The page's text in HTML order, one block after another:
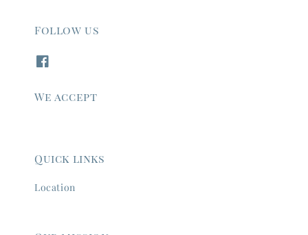
Follow us
We accept
Quick links
Location